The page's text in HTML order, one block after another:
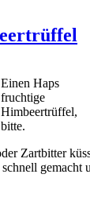
Einen Haps
fruchtige
Himbeertrüffel,
bitte.
Zartbitter
schnell gemacht